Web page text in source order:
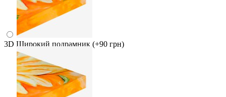
3D Широкий подрамник (+90 грн)